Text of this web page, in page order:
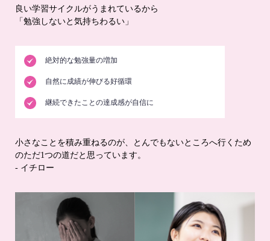
良い学習サイクルがうまれているから
「勉強しないと気持ちわるい」
絶対的な勉強量の増加
自然に成績が伸びる好循環
継続できたことの達成感が自信に
小さなことを積み重ねるのが、とんでもないところへ行くため
のただ1つの道だと思っています。
- イチロー